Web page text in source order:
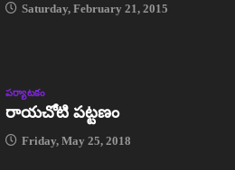
Saturday, February 21, 2015
పర్యాటకం
రాయచోటి పట్టణం
Friday, May 25, 2018